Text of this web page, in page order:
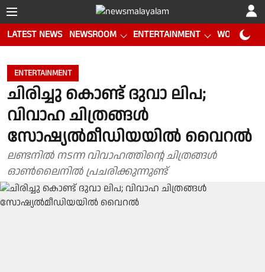
LATEST NEWS NEWSROOM ENTERTAINMENT WORLD CUP
ENTERTAINMENT
ചിരിച്ചു കൊണ്ട് ദുവാ ലിപ;
വിവാഹ ചിത്രങ്ങള്‍
സോഷ്യല്‍മീഡിയയില്‍ വൈറല്‍
ലണ്ടനിൽ നടന്ന വിവാഹത്തിൻ്റെ ചിത്രങ്ങൾ
ഓൺലൈനിൽ പ്രചരിക്കുന്നുണ്ട്